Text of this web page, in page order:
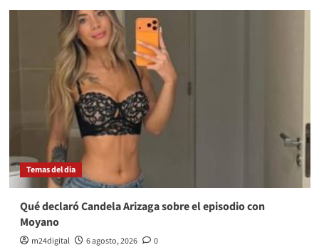
Temas del dia
Qué declaró Candela Arizaga sobre el episodio con
Moyano
m24digital 6 agosto, 2026 0